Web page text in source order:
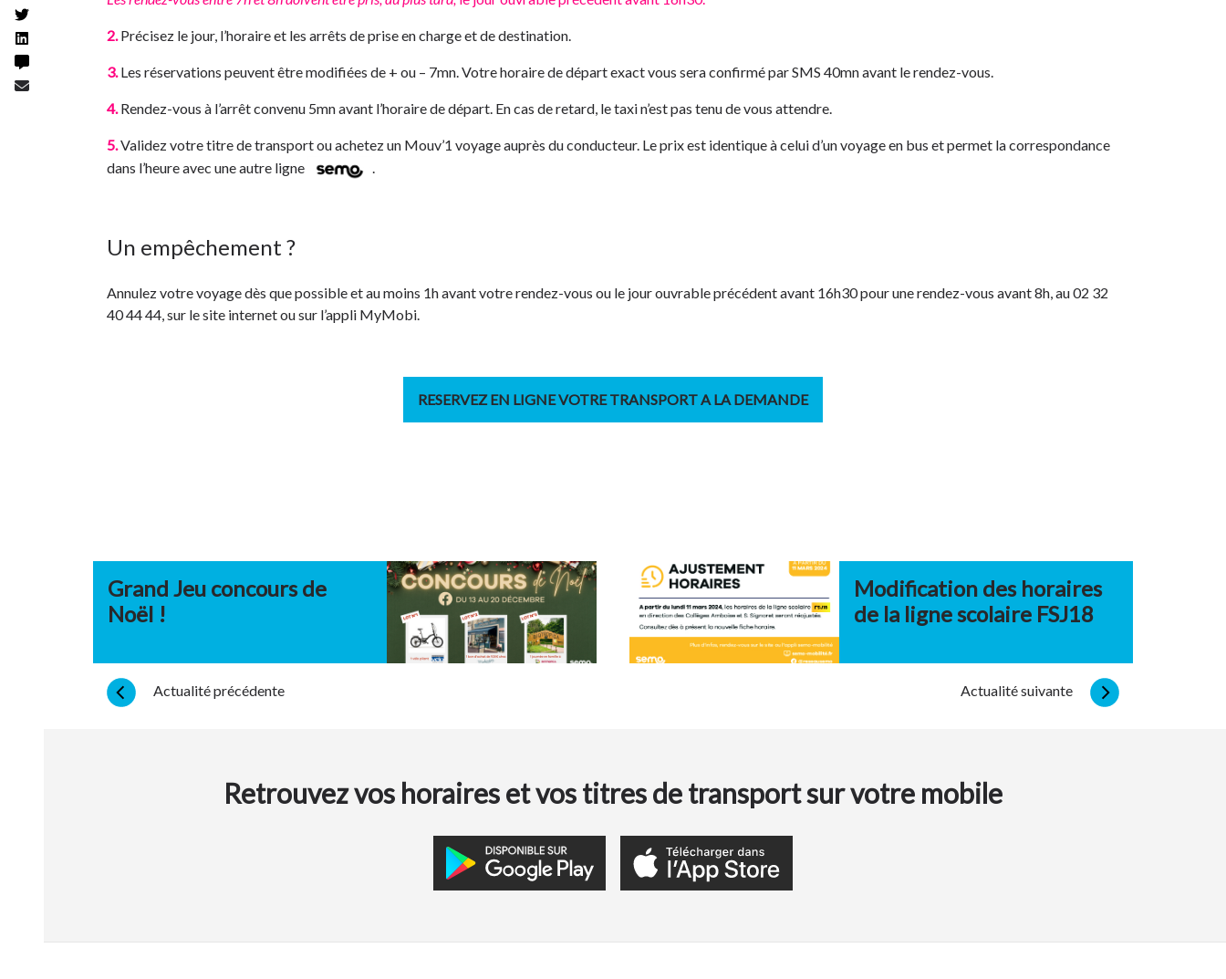
2.Précisez le jour, l’horaire et les arrêts de prise en charge et de destination.
3.Les réservations peuvent être modifiées de + ou – 7mn. Votre horaire de départ exact vous sera confirmé par SMS 40mn avant le rendez-vous.
4.Rendez-vous à l’arrêt convenu 5mn avant l’horaire de départ. En cas de retard, le taxi n’est pas tenu de vous attendre.
5.Validez votre titre de transport ou achetez un Mouv’1 voyage auprès du conducteur. Le prix est identique à celui d’un voyage en bus et permet la correspondance
dans l’heure avec une autre ligne
.
Un empêchement ?
Annulez votre voyage dès que possible et au moins 1h avant votre rendez-vous ou le jour ouvrable précédent avant 16h30 pour une rendez-vous avant 8h, au 02 32
40 44 44, sur le site internet ou sur l’appli MyMobi.
RESERVEZ EN LIGNE VOTRE TRANSPORT A LA DEMANDE
Grand Jeu concours de
Noël !
Modification des horaires
de la ligne scolaire FSJ18
Actualité précédente Actualité suivante
Retrouvez vos horaires et vos titres de transport sur votre mobile